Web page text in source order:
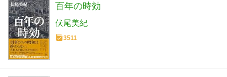
百年の時効
伏尾美紀
3511